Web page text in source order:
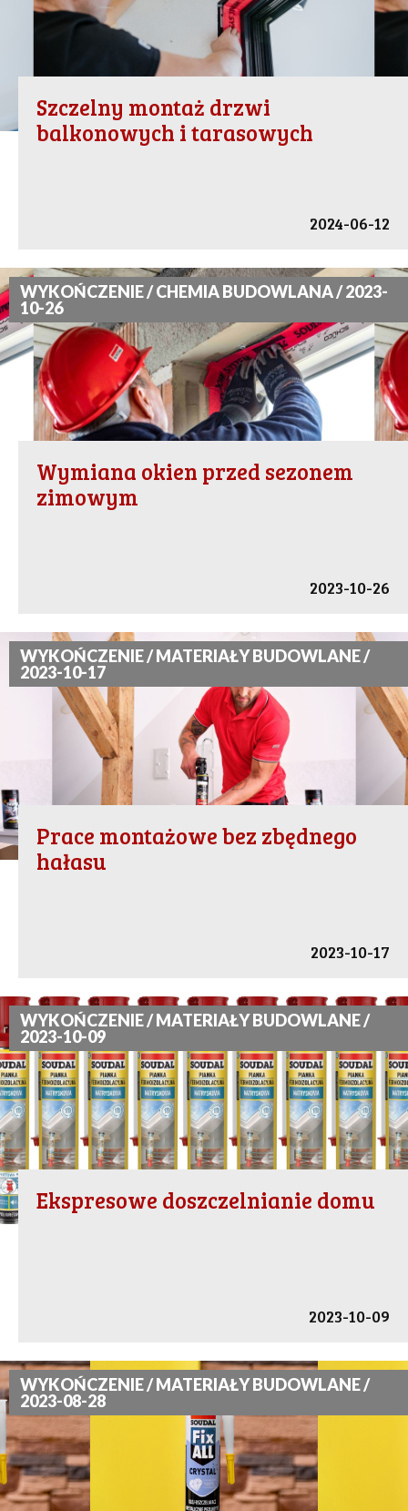
Szczelny montaż drzwi
balkonowych i tarasowych
2024-06-12
WYKOŃCZENIE / CHEMIA BUDOWLANA / 2023-
10-26
Wymiana okien przed sezonem
zimowym
2023-10-26
WYKOŃCZENIE / MATERIAŁY BUDOWLANE /
2023-10-17
Prace montażowe bez zbędnego
hałasu
2023-10-17
WYKOŃCZENIE / MATERIAŁY BUDOWLANE /
2023-10-09
Ekspresowe doszczelnianie domu
2023-10-09
WYKOŃCZENIE / MATERIAŁY BUDOWLANE /
2023-08-28